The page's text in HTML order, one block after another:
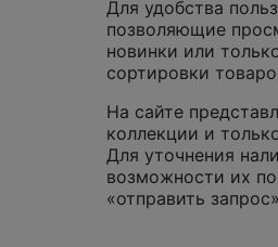
Для удобства
позволяющие
новинки или
сортировки
На сайте
коллекции и
Для уточнения
возможности их
«отправить